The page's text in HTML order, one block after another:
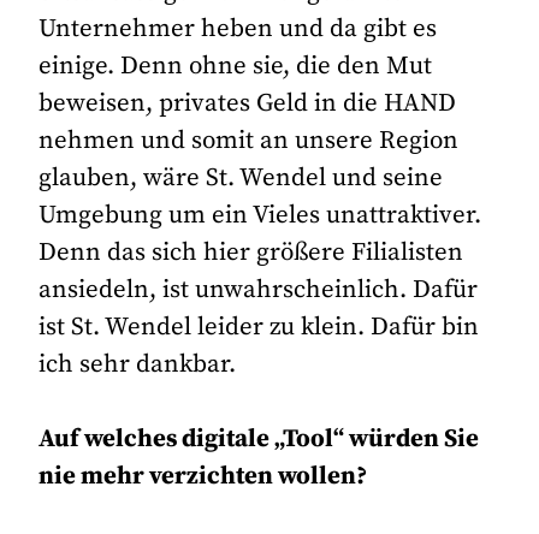
Unternehmer heben und da gibt es
einige. Denn ohne sie, die den Mut
beweisen, privates Geld in die HAND
nehmen und somit an unsere Region
glauben, wäre St. Wendel und seine
Umgebung um ein Vieles unattraktiver.
Denn das sich hier größere Filialisten
ansiedeln, ist unwahrscheinlich. Dafür
ist St. Wendel leider zu klein. Dafür bin
ich sehr dankbar.
Auf welches digitale „Tool“ würden Sie
nie mehr verzichten wollen?